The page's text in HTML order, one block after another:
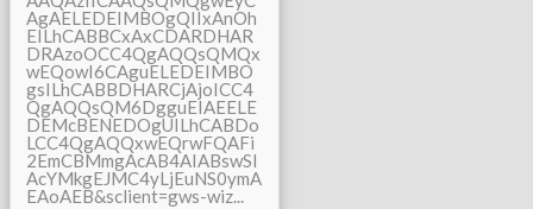
AgAELEDEIMBOgQIIxAnOh
EILhCABBCxAxCDARDHAR
DRAzoOCC4QgAQQsQMQx
wEQowI6CAguELEDEIMBO
gsILhCABBDHARCjAjoICC4
QgAQQsQM6DgguEIAEELE
DEMcBENEDOgUILhCABDo
LCC4QgAQQxwEQrwFQAFi
2EmCBMmgAcAB4AIABswSI
AcYMkgEJMC4yLjEuNS0ymA
EAoAEB&sclient=gws-wiz...